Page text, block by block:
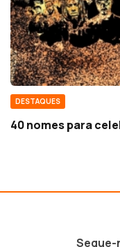
DESTAQUES
40 nomes para
Segue-